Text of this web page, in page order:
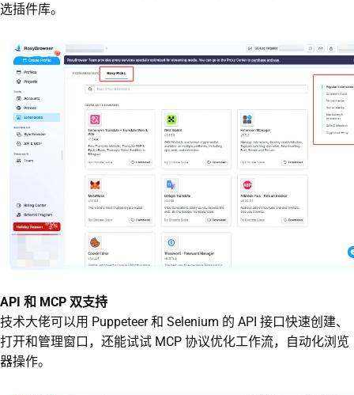
选插件库。
API 和 MCP 双支持
技术大佬可以用 Puppeteer 和 Selenium 的 API 接口快速创建、
打开和管理窗口，还能试试 MCP 协议优化工作流，自动化浏览
器操作。